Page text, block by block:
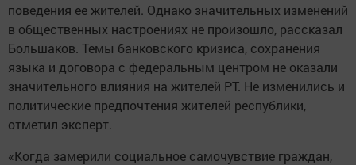
поведения ее жителей. Однако значительных изменений
в общественных настроениях не произошло, рассказал
Большаков. Темы банковского кризиса, сохранения
языка и договора с федеральным центром не оказали
значительного влияния на жителей РТ. Не изменились и
политические предпочтения жителей республики,
отметил эксперт.
«Когда замерили социальное самочувствие граждан,